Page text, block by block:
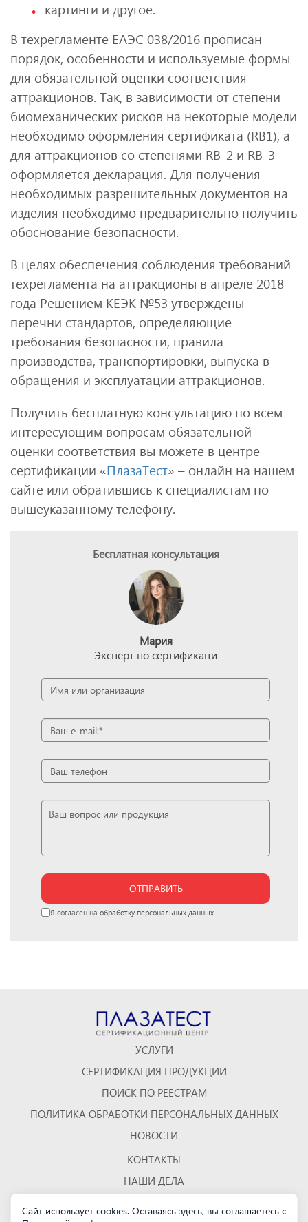
картинги и другое.
В техрегламенте ЕАЭС 038/2016 прописан
порядок, особенности и используемые формы
для обязательной оценки соответствия
аттракционов. Так, в зависимости от степени
биомеханических рисков на некоторые модели
необходимо оформления сертификата (RB1), а
для аттракционов со степенями RB-2 и RB-3 –
оформляется декларация. Для получения
необходимых разрешительных документов на
изделия необходимо предварительно получить
обоснование безопасности.
В целях обеспечения соблюдения требований
техрегламента на аттракционы в апреле 2018
года Решением КЕЭК №53 утверждены
перечни стандартов, определяющие
требования безопасности, правила
производства, транспортировки, выпуска в
обращения и эксплуатации аттракционов.
Получить бесплатную консультацию по всем
интересующим вопросам обязательной
оценки соответствия вы можете в центре
сертификации «ПлазаТест» – онлайн на нашем
сайте или обратившись к специалистам по
вышеуказанному телефону.
Бесплатная консультация
Мария
Эксперт по сертификаци
ОТПРАВИТЬ
Я согласен на обработку персональных данных
УСЛУГИ
СЕРТИФИКАЦИЯ ПРОДУКЦИИ
ПОИСК ПО РЕЕСТРАМ
ПОЛИТИКА ОБРАБОТКИ ПЕРСОНАЛЬНЫХ ДАННЫХ
НОВОСТИ
КОНТАКТЫ
НАШИ ДЕЛА
Сайт использует cookies. Оставаясь здесь, вы соглашаетесь с